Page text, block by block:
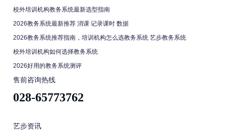
校外培训机构教务系统最新选型指南
2026教务系统最新推荐 消课 记录课时 数据
2026教务系统推荐指南，培训机构怎么选教务系统 艺步教务系统
校外培训机构如何选择教务系统
2026好用的教务系统测评
售前咨询热线
028-65773762
艺步资讯